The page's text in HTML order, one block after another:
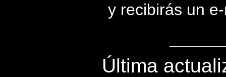
y recibirás un
Última